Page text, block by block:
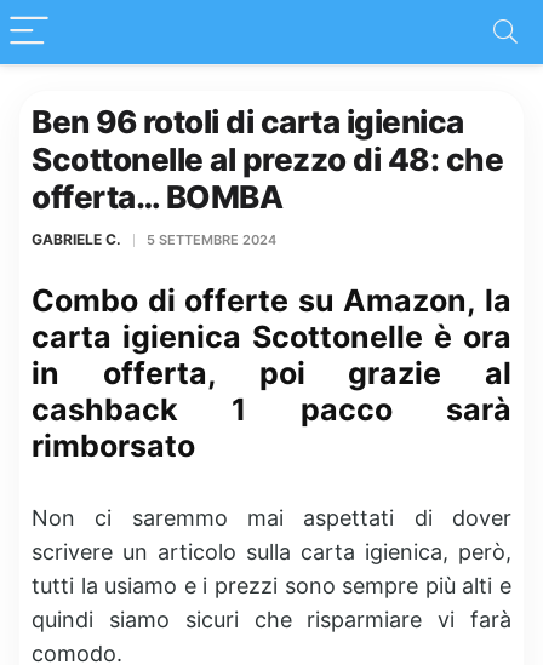
Ben 96 rotoli di carta igienica
Scottonelle al prezzo di 48: che
offerta… BOMBA
GABRIELE C. 5 SETTEMBRE 2024
Combo di offerte su Amazon, la
carta igienica Scottonelle è ora
in offerta, poi grazie al
cashback 1 pacco sarà
rimborsato
Non ci saremmo mai aspettati di dover
scrivere un articolo sulla carta igienica, però,
tutti la usiamo e i prezzi sono sempre più alti e
quindi siamo sicuri che risparmiare vi farà
comodo.